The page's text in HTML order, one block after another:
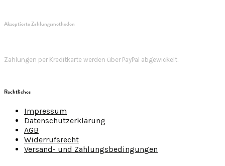
Akzeptierte Zahlungsmethoden
Zahlungen per Kreditkarte werden über PayPal abgewickelt.
Rechtliches
Impressum
Datenschutzerklärung
AGB
Widerrufsrecht
Versand- und Zahlungsbedingungen